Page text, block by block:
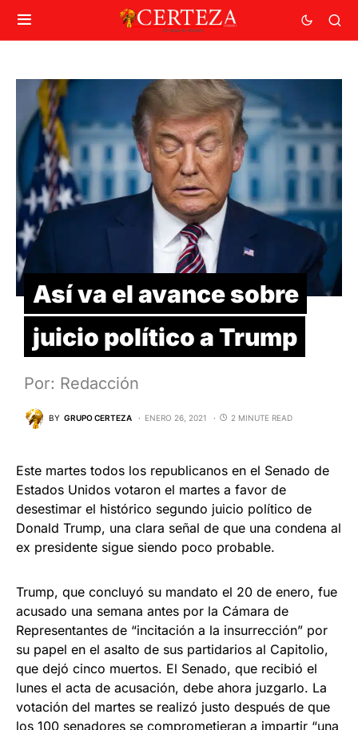
Así va el avance sobre
juicio político a Trump
Por: Redacción
BY GRUPO CERTEZA ENERO 26, 2021 2 MINUTE READ
Este martes todos los republicanos en el Senado de
Estados Unidos votaron el martes a favor de
desestimar el histórico segundo juicio político de
Donald Trump, una clara señal de que una condena al
ex presidente sigue siendo poco probable.
Trump, que concluyó su mandato el 20 de enero, fue
acusado una semana antes por la Cámara de
Representantes de “incitación a la insurrección” por
su papel en el asalto de sus partidarios al Capitolio,
que dejó cinco muertos. El Senado, que recibió el
lunes el acta de acusación, debe ahora juzgarlo. La
votación del martes se realizó justo después de que
los 100 senadores se comprometieran a impartir “una